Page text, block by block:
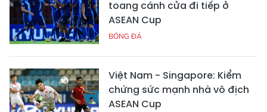
toang cánh cửa đi tiếp ở
ASEAN Cup
BÓNG ĐÁ
Việt Nam - Singapore: Kiểm
chứng sức mạnh nhà vô địch
ASEAN Cup